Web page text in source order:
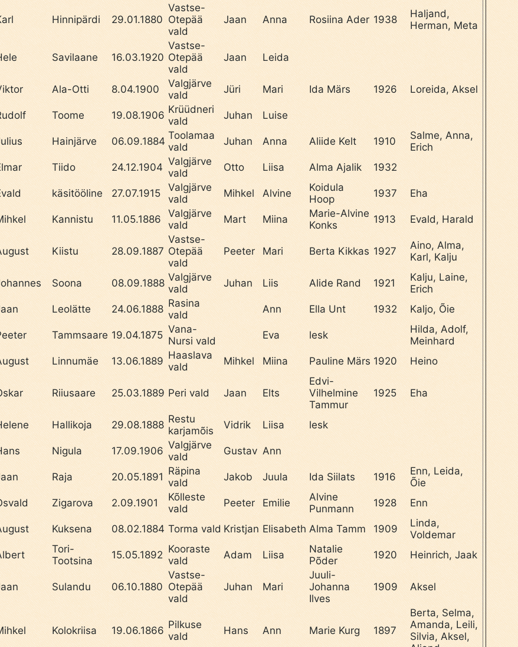
Hinnipärdi 29.01.1880
Vastse-
Otepää
vald
Jaan Anna Rosiina Ader 1938
Haljand,
Herman, Meta
Savilaane 16.03.1920
Vastse-
Otepää
vald
Jaan Leida
Ala-Otti 8.04.1900
Valgjärve
vald
Jüri Mari Ida Märs 1926 Loreida, Aksel
Toome 19.08.1906 Krüüdneri
vald
Juhan Luise
Hainjärve 06.09.1884 Toolamaa
vald
Juhan Anna Aliide Kelt 1910
Salme, Anna,
Erich
Tiido 24.12.1904 Valgjärve
vald
Otto Liisa Alma Ajalik 1932
käsitööline 27.07.1915
Valgjärve
vald
Mihkel Alvine
Koidula
Hoop
1937 Eha
Kannistu 11.05.1886 Valgjärve
vald
Mart Miina
Marie-Alvine
Konks
1913 Evald, Harald
Kiistu 28.09.1887
Vastse-
Otepää
vald
Peeter Mari Berta Kikkas 1927
Aino, Alma,
Karl, Kalju
Soona 08.09.1888 Valgjärve
vald
Juhan Liis Alide Rand 1921
Kalju, Laine,
Erich
Leolätte 24.06.1888 Rasina
vald
Ann Ella Unt 1932 Kaljo, Õie
Tammsaare 19.04.1875 Vana-
Nursi vald
Eva lesk
Hilda, Adolf,
Meinhard
Linnumäe 13.06.1889 Haaslava
vald
Mihkel Miina Pauline Märs 1920 Heino
Riiusaare 25.03.1889 Peri vald Jaan Elts
Edvi-
Vilhelmine
Tammur
1925 Eha
Hallikoja 29.08.1888 Restu
karjamõis
Vidrik Liisa lesk
Nigula 17.09.1906 Valgjärve
vald
Gustav Ann
Raja 20.05.1891 Räpina
vald
Jakob Juula Ida Siilats 1916
Enn, Leida,
Õie
Zigarova 2.09.1901
Kõlleste
vald
Peeter Emilie
Alvine
Punmann
1928 Enn
Kuksena 08.02.1884 Torma vald Kristjan Elisabeth Alma Tamm 1909
Linda,
Voldemar
Tori-
Tootsina
15.05.1892 Kooraste
vald
Adam Liisa
Natalie
Põder
1920 Heinrich, Jaak
Sulandu 06.10.1880
Vastse-
Otepää
vald
Juhan Mari
Juuli-
Johanna
Ilves
1909 Aksel
Kolokriisa 19.06.1866 Pilkuse
vald
Hans Ann Marie Kurg 1897
Berta, Selma,
Amanda, Leili,
Silvia, Aksel,